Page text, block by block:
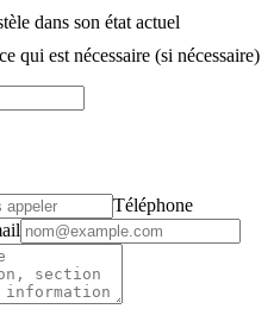
dans son état actuel
qui est nécessaire (si nécessaire)
Téléphone